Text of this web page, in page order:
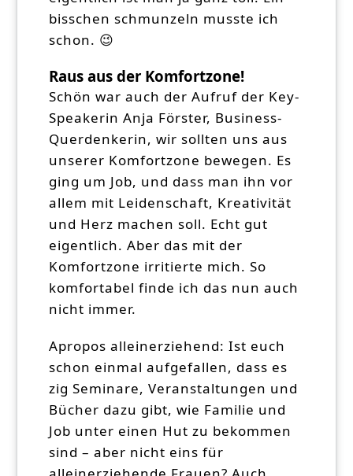
bisschen schmunzeln musste ich
schon. 😉
Raus aus der Komfortzone!
Schön war auch der Aufruf der Key-
Speakerin Anja Förster, Business-
Querdenkerin, wir sollten uns aus
unserer Komfortzone bewegen. Es
ging um Job, und dass man ihn vor
allem mit Leidenschaft, Kreativität
und Herz machen soll. Echt gut
eigentlich. Aber das mit der
Komfortzone irritierte mich. So
komfortabel finde ich das nun auch
nicht immer.
Apropos alleinerziehend: Ist euch
schon einmal aufgefallen, dass es
zig Seminare, Veranstaltungen und
Bücher dazu gibt, wie Familie und
Job unter einen Hut zu bekommen
sind – aber nicht eins für